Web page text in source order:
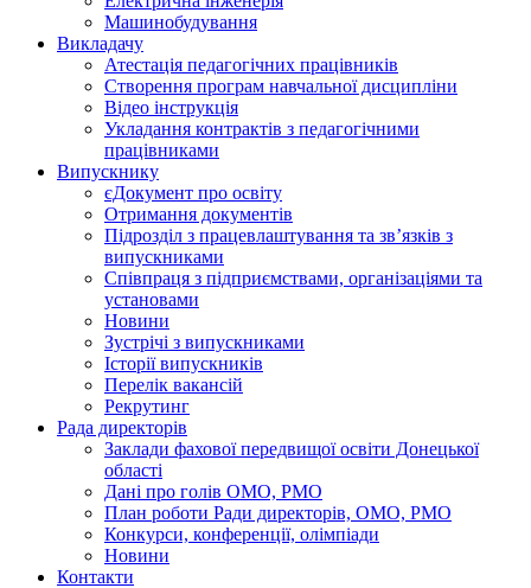
Машинобудування
Викладачу
Атестація педагогічних працівників
Створення програм навчальної дисципліни
Відео інструкція
Укладання контрактів з педагогічними
працівниками
Випускнику
єДокумент про освіту
Отримання документів
Підрозділ з працевлаштування та зв’язків з
випускниками
Співпраця з підприємствами, організаціями та
установами
Новини
Зустрічі з випускниками
Історії випускників
Перелік вакансій
Рекрутинг
Рада директорів
Заклади фахової передвищої освіти Донецької
області
Дані про голів ОМО, РМО
План роботи Ради директорів, ОМО, РМО
Конкурси, конференції, олімпіади
Новини
Контакти